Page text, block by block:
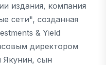
издания, компания
сети", созданная
& Yield
директором
Якунин, сын